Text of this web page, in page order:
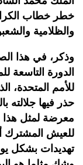
خطر خطاب
والظلامية
وذكر، في هذا
الدورة التاسعة
حذر فيها جلالته
معرضة لمثل هذا
للعيش المشترك
تهديدات بشكل